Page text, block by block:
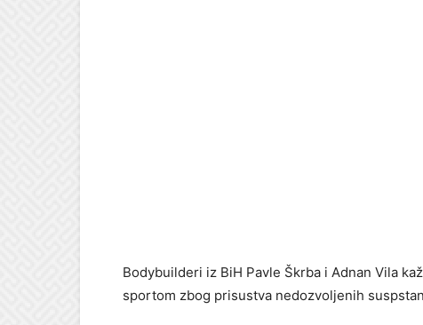
Bodybuilderi iz BiH Pavle Škrba i Adnan Vila
sportom zbog prisustva nedozvoljenih